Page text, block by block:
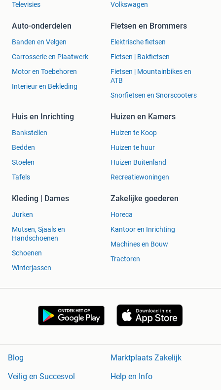
Televisies
Volkswagen
Auto-onderdelen
Banden en Velgen
Carrosserie en Plaatwerk
Motor en Toebehoren
Interieur en Bekleding
Fietsen en Brommers
Elektrische fietsen
Fietsen | Bakfietsen
Fietsen | Mountainbikes en
ATB
Snorfietsen en Snorscooters
Huis en Inrichting
Bankstellen
Bedden
Stoelen
Tafels
Huizen en Kamers
Huizen te Koop
Huizen te huur
Huizen Buitenland
Recreatiewoningen
Kleding | Dames
Jurken
Mutsen, Sjaals en
Handschoenen
Schoenen
Winterjassen
Zakelijke goederen
Horeca
Kantoor en Inrichting
Machines en Bouw
Tractoren
Blog
Marktplaats Zakelijk
Veilig en Succesvol
Help en Info